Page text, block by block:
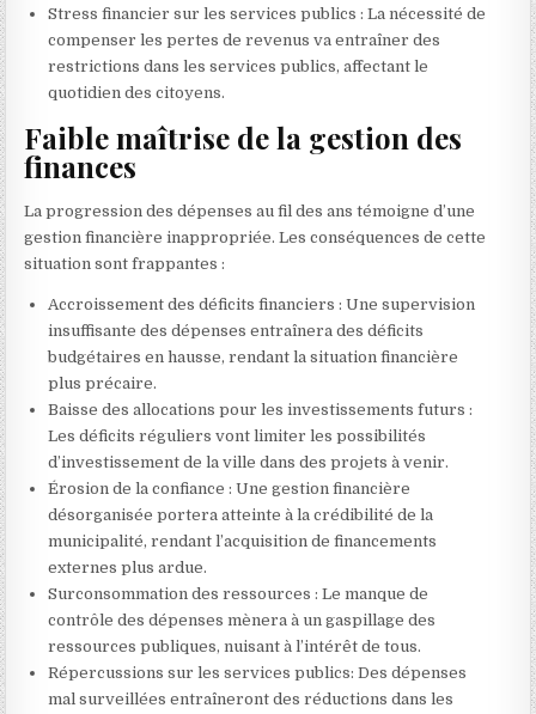
Stress financier sur les services publics : La nécessité de
compenser les pertes de revenus va entraîner des
restrictions dans les services publics, affectant le
quotidien des citoyens.
Faible maîtrise de la gestion des
finances
La progression des dépenses au fil des ans témoigne d’une
gestion financière inappropriée. Les conséquences de cette
situation sont frappantes :
Accroissement des déficits financiers : Une supervision
insuffisante des dépenses entraînera des déficits
budgétaires en hausse, rendant la situation financière
plus précaire.
Baisse des allocations pour les investissements futurs :
Les déficits réguliers vont limiter les possibilités
d’investissement de la ville dans des projets à venir.
Érosion de la confiance : Une gestion financière
désorganisée portera atteinte à la crédibilité de la
municipalité, rendant l’acquisition de financements
externes plus ardue.
Surconsommation des ressources : Le manque de
contrôle des dépenses mènera à un gaspillage des
ressources publiques, nuisant à l’intérêt de tous.
Répercussions sur les services publics: Des dépenses
mal surveillées entraîneront des réductions dans les